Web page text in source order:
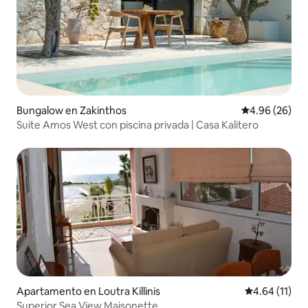
Bungalow en Zakinthos Calificación
4.96 (26)
Suite Amos West con piscina privada | Casa Kalitero
Apartamento en Loutra Killinis Calificación
4.64 (11)
Superior Sea View Maisonette